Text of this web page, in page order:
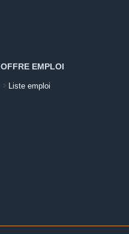
OFFRE EMPLOI
Liste emploi